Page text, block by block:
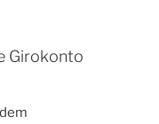
Girokonto